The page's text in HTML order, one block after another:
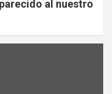
al nuestro